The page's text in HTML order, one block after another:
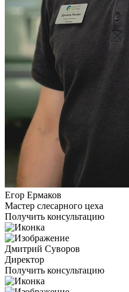
Егор Ермаков
Мастер слесарного цеха
Получить консультацию
Дмитрий Суворов
Директор
Получить консультацию